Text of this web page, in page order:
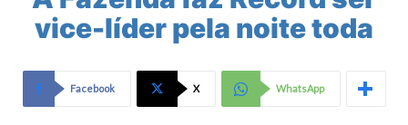
vice-líder pela noite toda
Facebook X WhatsApp